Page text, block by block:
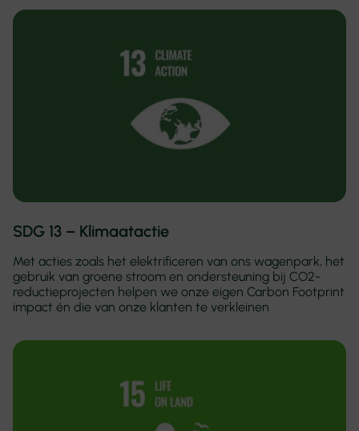
SDG 13 – Klimaatactie
Met acties zoals het elektrificeren van ons wagenpark, het
gebruik van groene stroom en ondersteuning bij CO2-
reductieprojecten helpen we onze eigen Carbon Footprint
impact én die van onze klanten te verkleinen